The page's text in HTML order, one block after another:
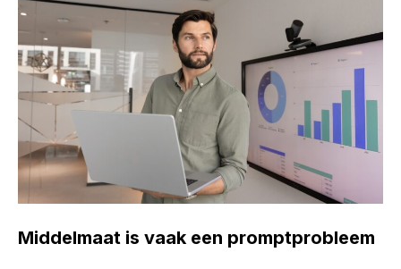
Middelmaat is vaak een promptprobleem